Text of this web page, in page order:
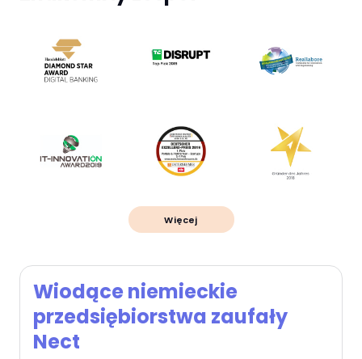
Więcej
Wiodące niemieckie
przedsiębiorstwa zaufały
Nect